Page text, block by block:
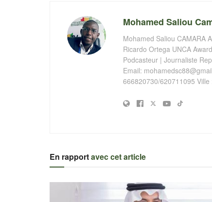
Mohamed Saliou
Mohamed Saliou CAMARA
Ricardo Ortega UNCA
Podcasteur | Journaliste
Email:
666820730/620711095
En rapportavec cet article